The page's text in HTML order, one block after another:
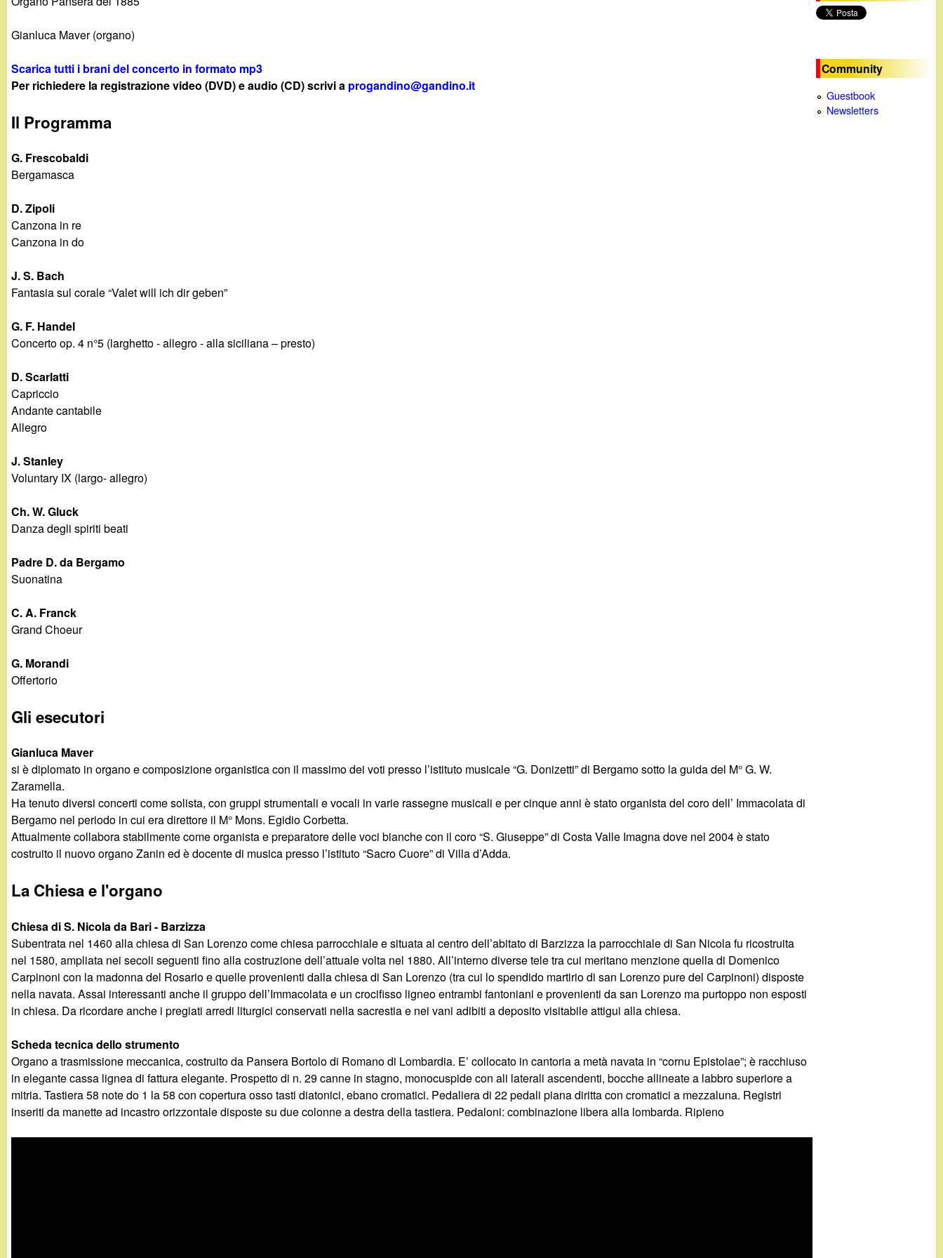
n
d
i
n
o
.
i
t
Gianluca Maver (organo)
Scarica tutti i brani del concerto in formato mp3
Per richiedere la registrazione video (DVD) e audio (CD) scrivi a progandino@gandino.it
Il Programma
G. Frescobaldi
Bergamasca
D. Zipoli
Canzona in re
Canzona in do
J. S. Bach
Fantasia sul corale “Valet will ich dir geben”
G. F. Handel
Concerto op. 4 n°5 (larghetto - allegro - alla siciliana – presto)
D. Scarlatti
Capriccio
Andante cantabile
Allegro
J. Stanley
Voluntary IX (largo- allegro)
Ch. W. Gluck
Danza degli spiriti beati
Padre D. da Bergamo
Suonatina
C. A. Franck
Grand Choeur
G. Morandi
Offertorio
Gli esecutori
Gianluca Maver
si è diplomato in organo e composizione organistica con il massimo dei voti presso l’istituto musicale “G. Donizetti” di Bergamo sotto la guida del M° G. W.
Zaramella.
Ha tenuto diversi concerti come solista, con gruppi strumentali e vocali in varie rassegne musicali e per cinque anni è stato organista del coro dell’ Immacolata di
Bergamo nel periodo in cui era direttore il M° Mons. Egidio Corbetta.
Attualmente collabora stabilmente come organista e preparatore delle voci bianche con il coro “S. Giuseppe” di Costa Valle Imagna dove nel 2004 è stato
costruito il nuovo organo Zanin ed è docente di musica presso l’istituto “Sacro Cuore” di Villa d’Adda.
La Chiesa e l'organo
Chiesa di S. Nicola da Bari - Barzizza
Subentrata nel 1460 alla chiesa di San Lorenzo come chiesa parrocchiale e situata al centro dell’abitato di Barzizza la parrocchiale di San Nicola fu ricostruita
nel 1580, ampliata nei secoli seguenti fino alla costruzione dell’attuale volta nel 1880. All’interno diverse tele tra cui meritano menzione quella di Domenico
Carpinoni con la madonna del Rosario e quelle provenienti dalla chiesa di San Lorenzo (tra cui lo spendido martirio di san Lorenzo pure del Carpinoni) disposte
nella navata. Assai interessanti anche il gruppo dell’Immacolata e un crocifisso ligneo entrambi fantoniani e provenienti da san Lorenzo ma purtoppo non esposti
in chiesa. Da ricordare anche i pregiati arredi liturgici conservati nella sacrestia e nei vani adibiti a deposito visitabile attigui alla chiesa.
Scheda tecnica dello strumento
Organo a trasmissione meccanica, costruito da Pansera Bortolo di Romano di Lombardia. E’ collocato in cantoria a metà navata in “cornu Epistolae”; è racchiuso
in elegante cassa lignea di fattura elegante. Prospetto di n. 29 canne in stagno, monocuspide con ali laterali ascendenti, bocche allineate a labbro superiore a
mitria. Tastiera 58 note do 1 la 58 con copertura osso tasti diatonici, ebano cromatici. Pedaliera di 22 pedali piana diritta con cromatici a mezzaluna. Registri
inseriti da manette ad incastro orizzontale disposte su due colonne a destra della tastiera. Pedaloni: combinazione libera alla lombarda. Ripieno
Community
Guestbook
Newsletters